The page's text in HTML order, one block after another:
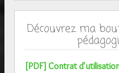
Découvrez ma
[PDF] Contrat